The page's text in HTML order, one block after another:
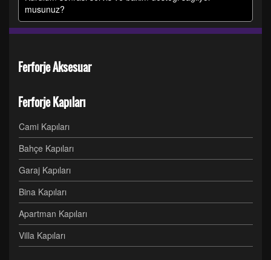
musunuz?
Ferforje Aksesuar
Ferforje Kapıları
Cami Kapıları
Bahçe Kapıları
Garaj Kapıları
Bina Kapıları
Apartman Kapıları
Villa Kapıları